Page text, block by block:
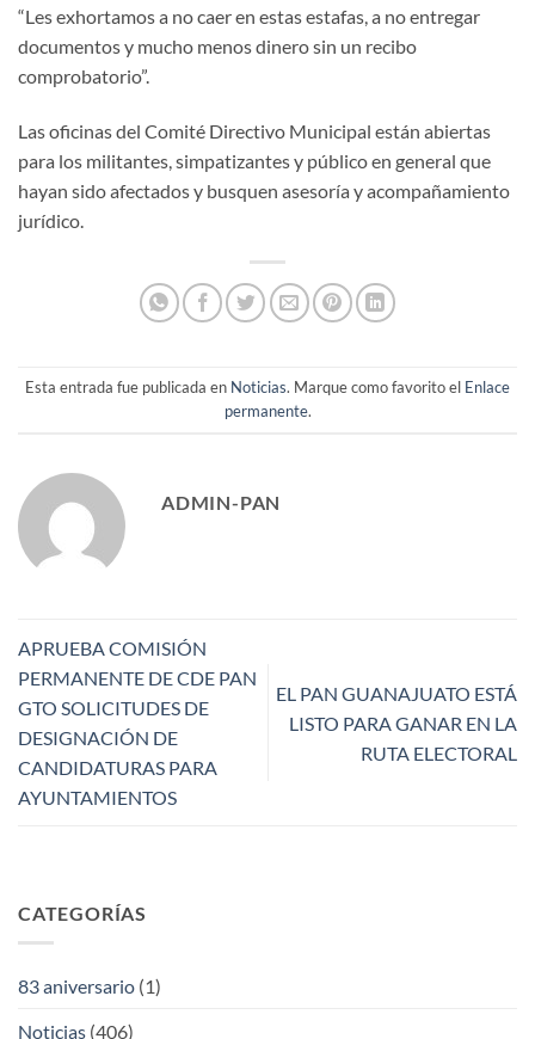
“Les exhortamos a no caer en estas estafas, a no entregar
documentos y mucho menos dinero sin un recibo
comprobatorio”.
Las oficinas del Comité Directivo Municipal están abiertas
para los militantes, simpatizantes y público en general que
hayan sido afectados y busquen asesoría y acompañamiento
jurídico.
Esta entrada fue publicada en Noticias. Marque como favorito el Enlace
permanente.
ADMIN-PAN
APRUEBA COMISIÓN
PERMANENTE DE CDE PAN
GTO SOLICITUDES DE
DESIGNACIÓN DE
CANDIDATURAS PARA
AYUNTAMIENTOS
EL PAN GUANAJUATO ESTÁ
LISTO PARA GANAR EN LA
RUTA ELECTORAL
CATEGORÍAS
83 aniversario (1)
Noticias (406)